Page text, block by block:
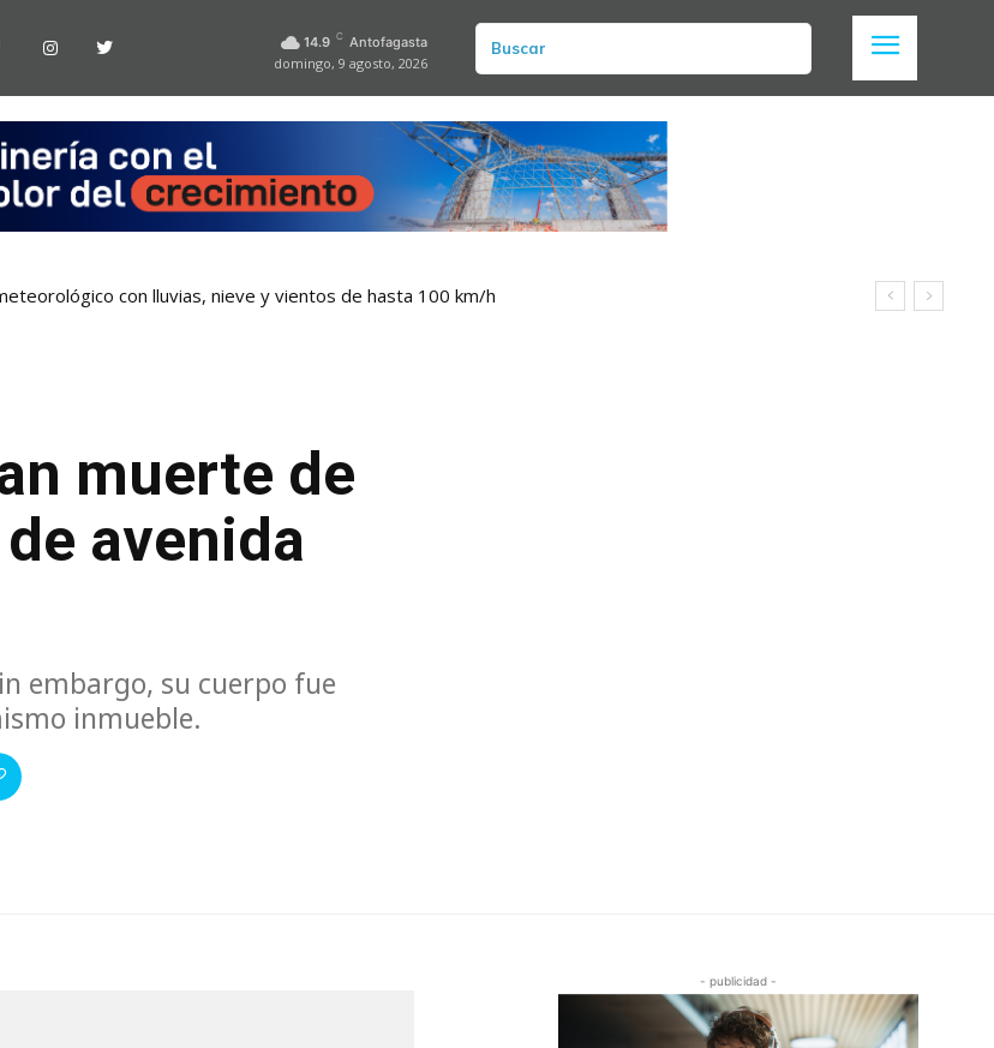
14.9 C Antofagasta
domingo, 9 agosto, 2026
Buscar
con lluvias, nieve y vientos de hasta 100 km/h
muerte de
avenida
embargo, su cuerpo fue
inmueble.
- publicidad -